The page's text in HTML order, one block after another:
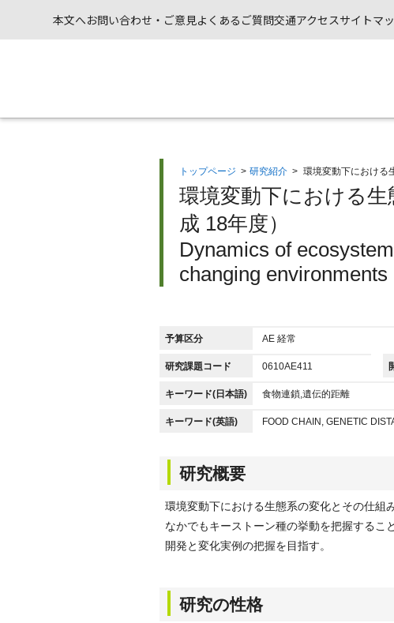
本文へお問い合わせ・ご意見よくあるご質問交通アクセスサイトマ
トップページ > 研究紹介 > 環境変動下における
環境変動下における
成 18年度）
Dynamics of
changing environments
予算区分 AE 経常
研究課題コード 0610AE411
キーワード(日本語) 食物連鎖,遺伝的距離
キーワード(英語) FOOD CHAIN, GENETIC
研究概要
環境変動下における生態系の変化とその仕組
なかでもキーストーン種の挙動を把握するこ
開発と変化実例の把握を目指す。
研究の性格